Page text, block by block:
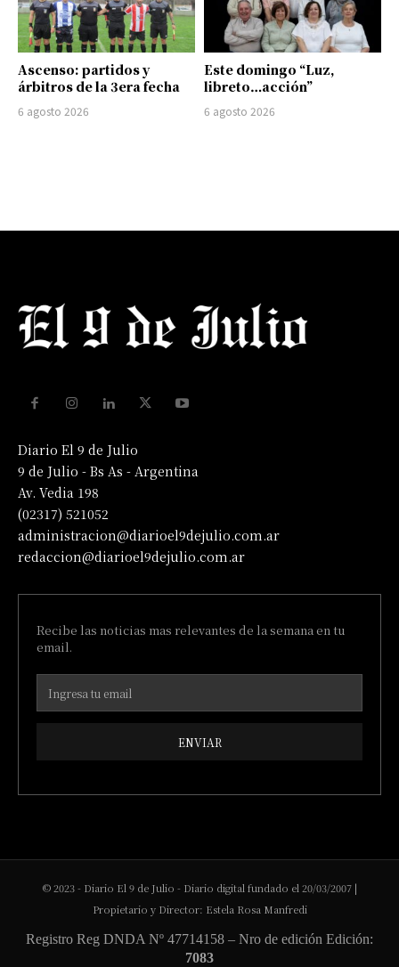
Ascenso: partidos y
árbitros de la 3era fecha
6 agosto 2026
Este domingo “Luz,
libreto…acción”
6 agosto 2026
Diario El 9 de Julio
9 de Julio - Bs As - Argentina
Av. Vedia 198
(02317) 521052
administracion@diarioel9dejulio.com.ar
redaccion@diarioel9dejulio.com.ar
Recibe las noticias mas relevantes de la semana en tu
email.
ENVIAR
© 2023 - Diario El 9 de Julio - Diario digital fundado el 20/03/2007 |
Propietario y Director: Estela Rosa Manfredi
Registro Reg DNDA Nº 47714158 – Nro de edición Edición:
7083